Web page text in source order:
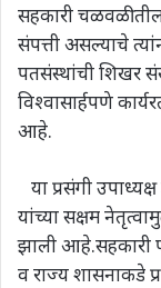
सहकारी
संपत्ती असल्याचे
पतसंस्थांची शिखर
विश्वासार्हपणे
आहे.
या प्रसंगी
यांच्या सक्षम
झाली आहे.सहकारी
व राज्य शासनाकडे